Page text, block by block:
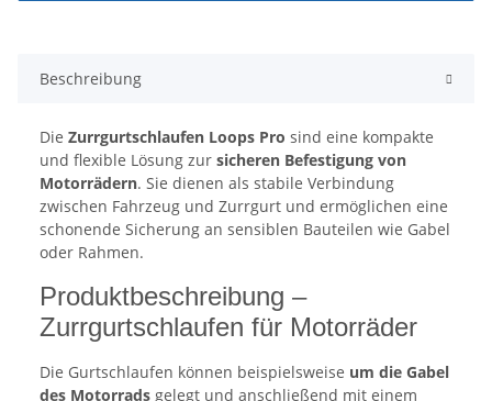
Beschreibung
Die Zurrgurtschlaufen Loops Pro sind eine kompakte
und flexible Lösung zur sicheren Befestigung von
Motorrädern. Sie dienen als stabile Verbindung
zwischen Fahrzeug und Zurrgurt und ermöglichen eine
schonende Sicherung an sensiblen Bauteilen wie Gabel
oder Rahmen.
Produktbeschreibung –
Zurrgurtschlaufen für Motorräder
Die Gurtschlaufen können beispielsweise um die Gabel
des Motorrads gelegt und anschließend mit einem